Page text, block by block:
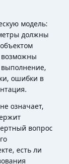
модель:
должны
возможны
ошибки в
означает,
вопрос
есть ли